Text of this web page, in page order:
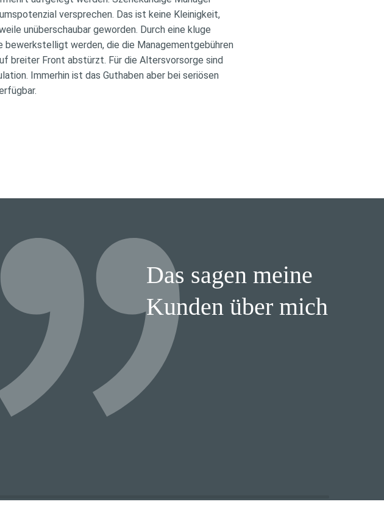
versprechen. Das ist keine Kleinigkeit,
unüberschaubar geworden. Durch eine kluge
bewerkstelligt werden, die die Managementgebühren
breiter Front abstürzt. Für die Altersvorsorge sind
Immerhin ist das Guthaben aber bei seriösen
Das sagen meine
Kunden über mich